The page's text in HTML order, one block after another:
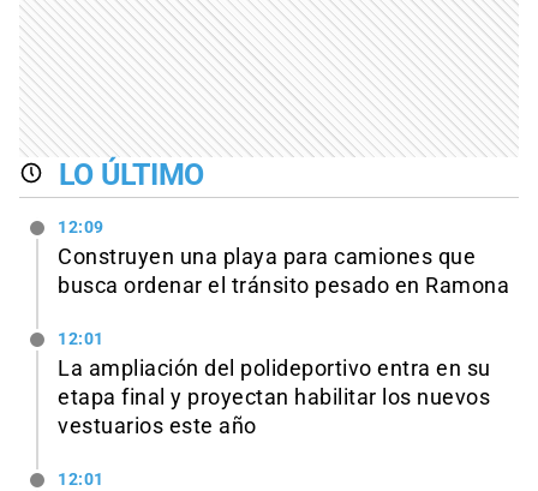
LO ÚLTIMO
12:09
Construyen una playa para camiones que
busca ordenar el tránsito pesado en Ramona
12:01
La ampliación del polideportivo entra en su
etapa final y proyectan habilitar los nuevos
vestuarios este año
12:01